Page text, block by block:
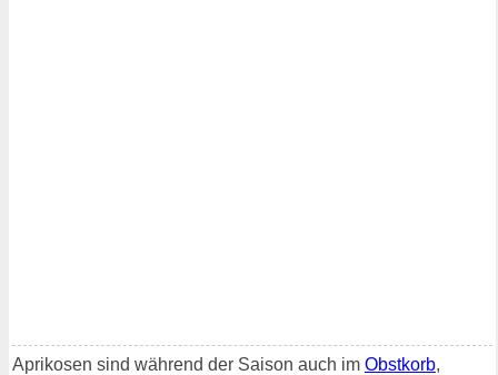
Aprikosen sind während der Saison auch im Obstkorb,